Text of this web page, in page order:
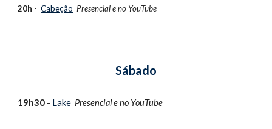
20h - Cabeção Presencial e no YouTube
Sábado
19h30 - Lake Presencial e no YouTube